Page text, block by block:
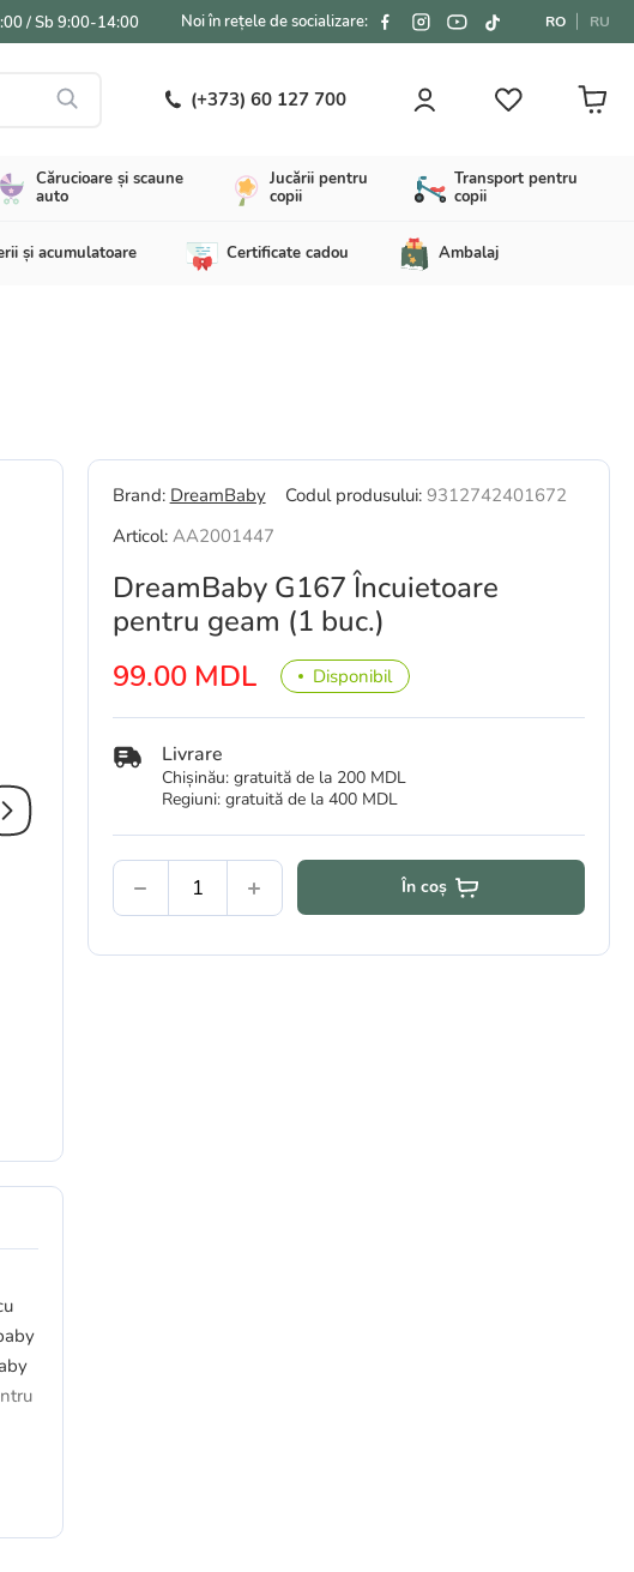
/ Sb 9:00-14:00 Noi în rețele de socializare: RO RU
(+373) 60 127 700
Cărucioare și scaune
auto
Jucării pentru
copii
Transport pentru
copii
și acumulatoare Certificate cadou Ambalaj
Brand: DreamBaby Codul produsului: 9312742401672
Articol: AA2001447
DreamBaby G167 Încuietoare
pentru geam (1 buc.)
99.00 MDL
Disponibil
Livrare
Chișinău: gratuită de la 200 MDL
Regiuni: gratuită de la 400 MDL
În coș